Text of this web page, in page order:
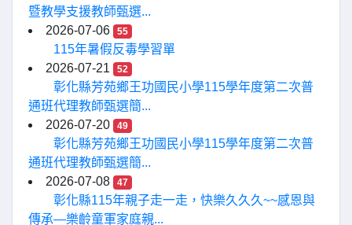
暨教學支援教師甄選...
2026-07-06
55
115年暑假反毒學習單
2026-07-21
52
彰化縣芳苑鄉王功國民小學115學年度第二次普
通班代理教師甄選簡...
2026-07-20
49
彰化縣芳苑鄉王功國民小學115學年度第二次普
通班代理教師甄選簡...
2026-07-08
47
彰化縣115年親子走一走，快樂久久久~~感恩與
傳承—樂齡童軍家庭親...